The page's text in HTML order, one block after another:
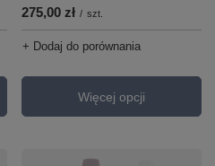
275,00 zł / szt.
+ Dodaj do porównania
Więcej opcji